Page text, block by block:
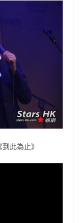
此為止》